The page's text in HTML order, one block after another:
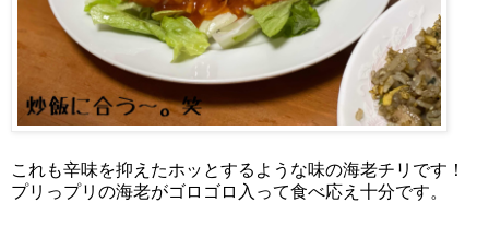
これも辛味を抑えたホッとするような味の海老チリです！
プリっプリの海老がゴロゴロ入って食べ応え十分です。